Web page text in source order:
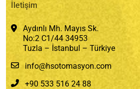
İletişim
Aydınlı Mh. Mayıs Sk.
No:2 C1/44 34953
Tuzla – İstanbul – Türkiye
info@hsotomasyon.com
+90 533 516 24 88